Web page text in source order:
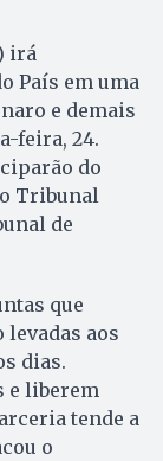
irá
País em uma
e demais
feira, 24.
do
Tribunal
de
que
levadas aos
dias.
e liberem
tende a
o